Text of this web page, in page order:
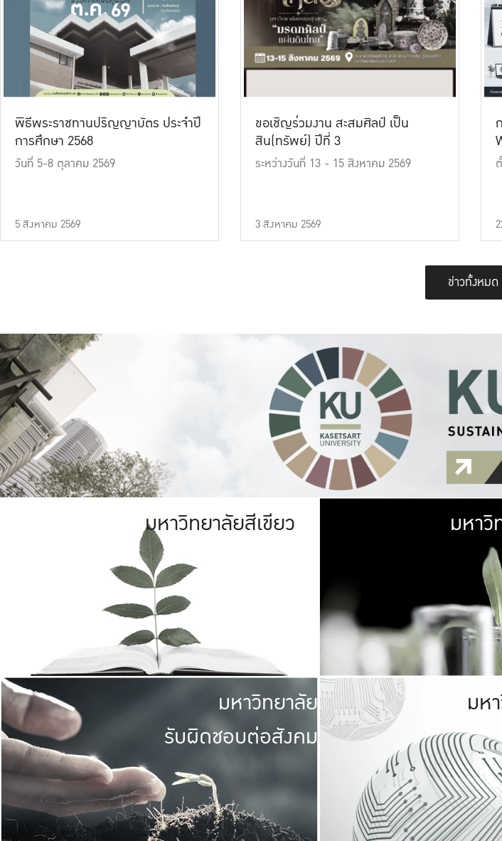
พิธีพระราชทานปริญญาบัตร ประจำปี
การศึกษา 2568
วันที่ 5-8 ตุลาคม 2569
5 สิงหาคม 2569
ขอเชิญร่วมงาน สะสมศิลป์ เป็น
สิน(ทรัพย์) ปีที่ 3
ระหว่างวันที่ 13 - 15 สิงหาคม 2569
3 สิงหาคม 2569
ข่าวทั้งหมด
มหาวิทยาลัยสีเขียว มหาวิ
มหาวิทยาลัย
รับผิดชอบต่อสังคม
มหา
มห